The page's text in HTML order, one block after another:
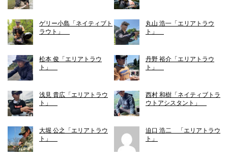
ゲリー小島「ネイティブト
ラウト」
丸山 浩一「エリアトラウ
ト」
松本 俊「エリアトラウ
ト」
丹野 裕介「エリアトラウ
ト」
浅見 貴広「エリアトラウ
ト」
西村 和樹「ネイティブトラ
ウトアシスタント」
大堀 公之「エリアトラウ
ト」
迫口 浩二 「エリアトラウ
ト」